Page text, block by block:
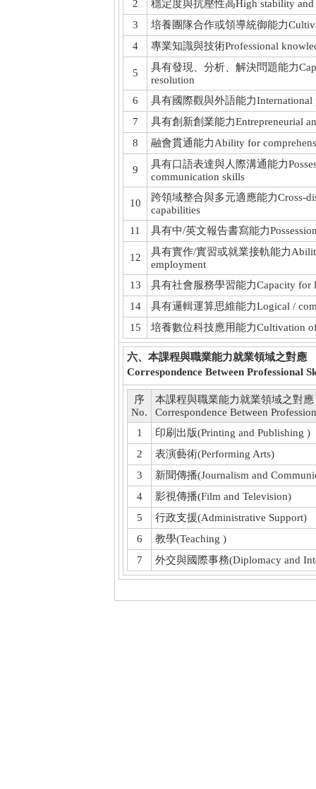
2
穩定度與抗壓性高High stability and
3
培養團隊合作或領導統御能力
4
專業知識與技術Professional
5
具有發現、分析、解決問題能力
resolution
6
具有國際觀與外語能力International
7
具有創新創業能力Entrepreneurial
8
融會貫通能力Ability for
9
具有口語表達與人際溝通能力
communication skills
10
跨領域整合與多元適應能力Cross-
capabilities
11
具有中/英文報告書寫能力
12
具有實作/實習或就業接軌能力
employment
13
具有社會服務學習能力Capacity for
14
具有邏輯運算思維能力Logical /
15
培養數位科技應用能力Cultivation
六、本課程與職業能力就業領域之對應
Correspondence Between Professional
序
No.
本課程與職業能力就業領域之對應
Correspondence Between
1
印刷出版(Printing and Publishing )
2
表演藝術(Performing Arts)
3
新聞傳播(Journalism and
4
影視傳播(Film and Television)
5
行政支援(Administrative Support)
6
教學(Teaching )
7
外交與國際事務(Diplomacy and